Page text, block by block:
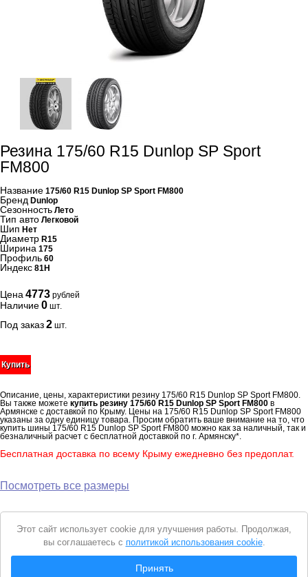
Резина 175/60 R15 Dunlop SP Sport
FM800
Название 175/60 R15 Dunlop SP Sport FM800
Бренд Dunlop
Сезонность Лето
Тип авто Легковой
Шип Нет
Диаметр R15
Ширина 175
Профиль 60
Индекс 81H
Цена 4773 рублей
Наличие0 шт.
Под заказ2 шт.
Купить
Описание, цены, характеристики резину 175/60 R15 Dunlop SP Sport FM800.
Вы также можете купить резину 175/60 R15 Dunlop SP Sport FM800 в
Армянске с доставкой по Крыму. Цены на 175/60 R15 Dunlop SP Sport FM800
указаны за одну единицу товара. Просим обратить ваше внимание на то, что
купить шины 175/60 R15 Dunlop SP Sport FM800 можно как за наличный, так и
безналичный расчет с бесплатной доставкой по г. Армянску*.
Бесплатная доставка по всему Крыму ежедневно без предоплат.
Посмотреть все размеры
Вся представленная на сайте информация носит справочный характер и не
Уведомление
cookie
Этот сайт использует cookie для улучшения работы. Продолжая,
вы соглашаетесь с политикой использования cookie.
Принять